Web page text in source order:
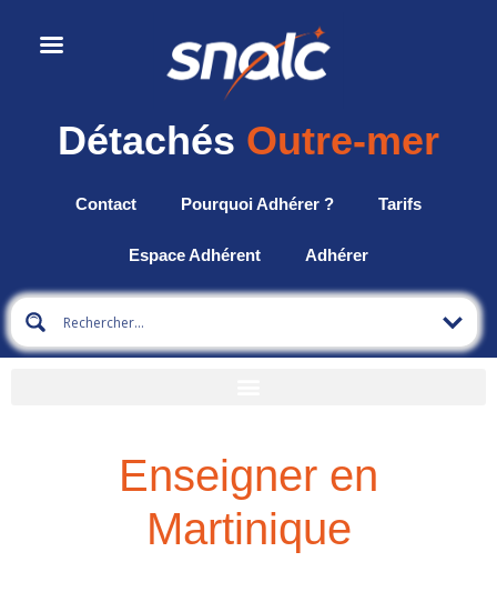
Détachés Outre-mer
Contact Pourquoi Adhérer ? Tarifs
Espace Adhérent Adhérer
Enseigner en
Martinique